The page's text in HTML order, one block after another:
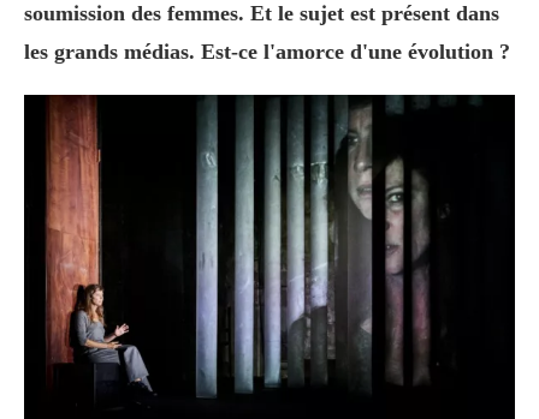
soumission des femmes. Et le sujet est présent dans
les grands médias. Est-ce l'amorce d'une évolution ?